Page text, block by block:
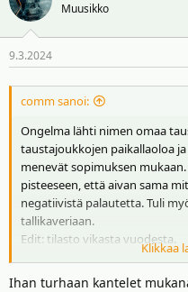
Muusikko
9.3.2024
comm sanoi:
Ongelma lähti nimen omaa
taustajoukkojen paikallaoloa
menevät sopimuksen
pisteeseen, että aivan sama
negatiivistä palautetta. Tuli
tallikaveriaan.
Edit: tilasto vikasta vuodesta.
Näytä liitetiedosto 4549
Klikkaa
Ihan turhaan kantelet